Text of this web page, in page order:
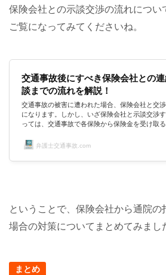
保険会社との示談交渉の流れについ
ご覧になってみてくださいね。
交通事故後にすべき保険会社との
談までの流れを解説！
交通事故の被害に遭われた場合、保険会社と交
になります。しかし、いざ保険会社と示談交渉
っては、交通事故で各保険から保険金を受け取
ど、わからないことばかりのはずです。そこで今
について、お悩みの皆さまと一緒に見ていきた
弁護士交通事故.com
ということで、保険会社から通院の
場合の対策についてまとめてみまし
まとめ